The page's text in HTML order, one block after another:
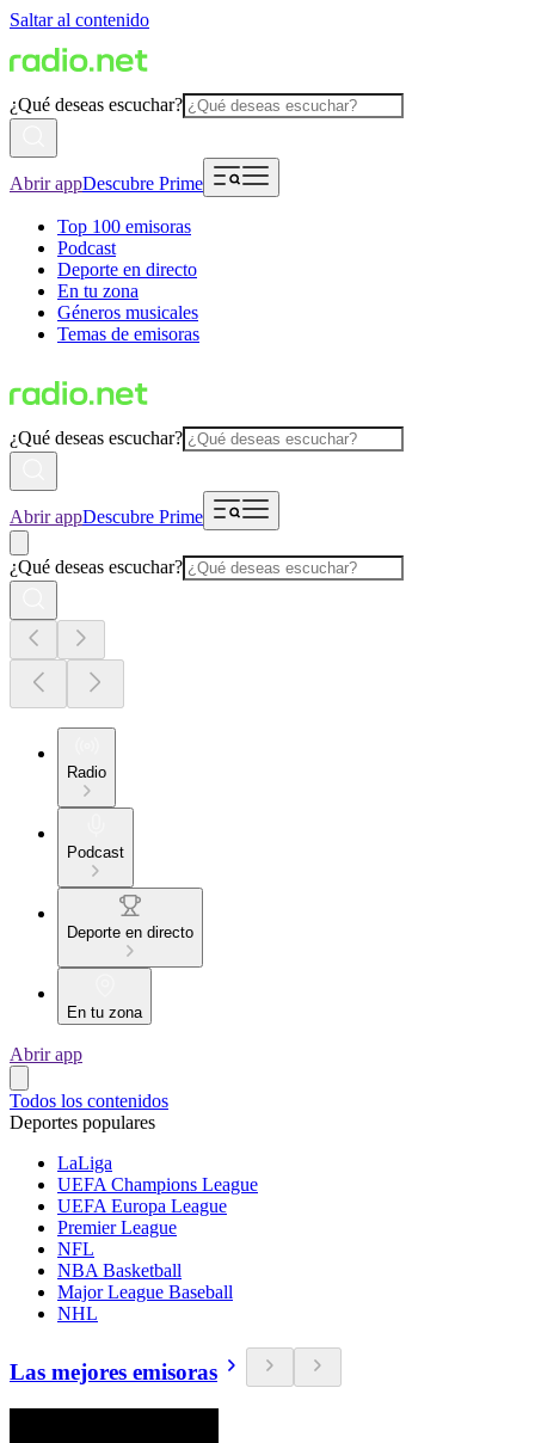
Saltar al contenido
¿Qué deseas escuchar?
Abrir appDescubre Prime
Top 100 emisoras
Podcast
Deporte en directo
En tu zona
Géneros musicales
Temas de emisoras
¿Qué deseas escuchar?
Abrir appDescubre Prime
¿Qué deseas escuchar?
Radio
Podcast
Deporte en directo
En tu zona
Abrir app
Todos los contenidos
Deportes populares
LaLiga
UEFA Champions League
UEFA Europa League
Premier League
NFL
NBA Basketball
Major League Baseball
NHL
Las mejores emisoras